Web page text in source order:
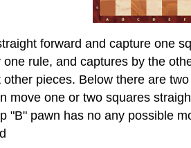
forward and capture one
rule, and captures by the
pieces. Below there are
move one or two squares
"B" pawn has no any possible